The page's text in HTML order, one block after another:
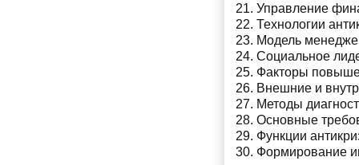
Управление
Технологии
Модель
Социальное
Факторы
Внешние и
Методы
Основные
Функции
Формирование